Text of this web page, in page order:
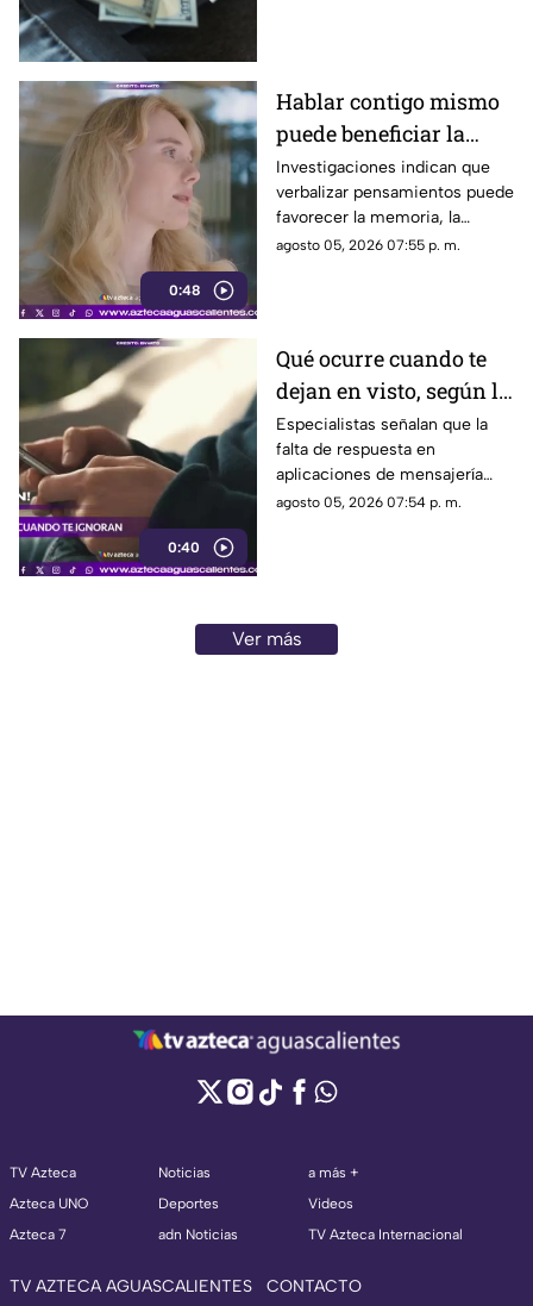
0:48
Hablar contigo mismo
puede beneficiar la
concentración y la
memoria
Investigaciones indican que
verbalizar pensamientos puede
favorecer la memoria, la
planificación y el manejo de
agosto 05, 2026 07:55 p. m.
0:40
Qué ocurre cuando te
dejan en visto, según la
psicología
Especialistas señalan que la
falta de respuesta en
aplicaciones de mensajería
puede tener efectos
agosto 05, 2026 07:54 p. m.
Ver más
TV Azteca
Azteca UNO
Azteca 7
Noticias
Deportes
adn Noticias
a más +
Videos
TV Azteca Internacional
TV AZTECA AGUASCALIENTES CONTACTO